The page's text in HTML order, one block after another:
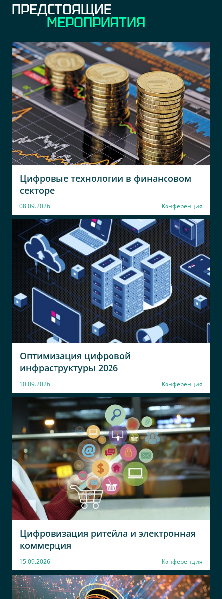
ПРЕДСТОЯЩИЕ
МЕРОПРИЯТИЯ
Цифровые технологии в финансовом
секторе
08.09.2026 Конференция
Оптимизация цифровой
инфраструктуры 2026
10.09.2026 Конференция
Цифровизация ритейла и электронная
коммерция
15.09.2026 Конференция